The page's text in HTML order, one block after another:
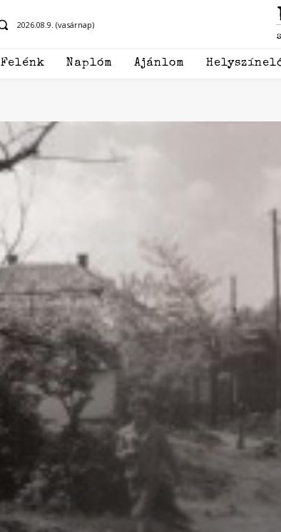
2026.08.9. (vasárnap)
Felénk Naplóm Ajánlom